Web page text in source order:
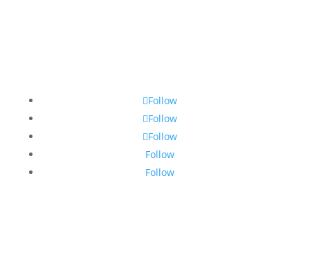
Follow
Follow
Follow
Follow
Follow